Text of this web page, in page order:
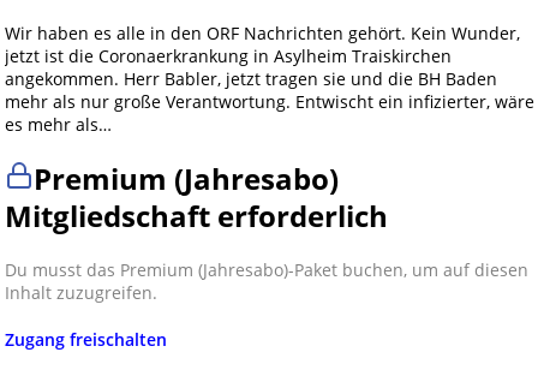
Wir haben es alle in den ORF Nachrichten gehört. Kein Wunder,
jetzt ist die Coronaerkrankung in Asylheim Traiskirchen
angekommen. Herr Babler, jetzt tragen sie und die BH Baden
mehr als nur große Verantwortung. Entwischt ein infizierter, wäre
es mehr als…
Premium (Jahresabo)
Mitgliedschaft erforderlich
Du musst das Premium (Jahresabo)-Paket buchen, um auf diesen
Inhalt zuzugreifen.
Zugang freischalten